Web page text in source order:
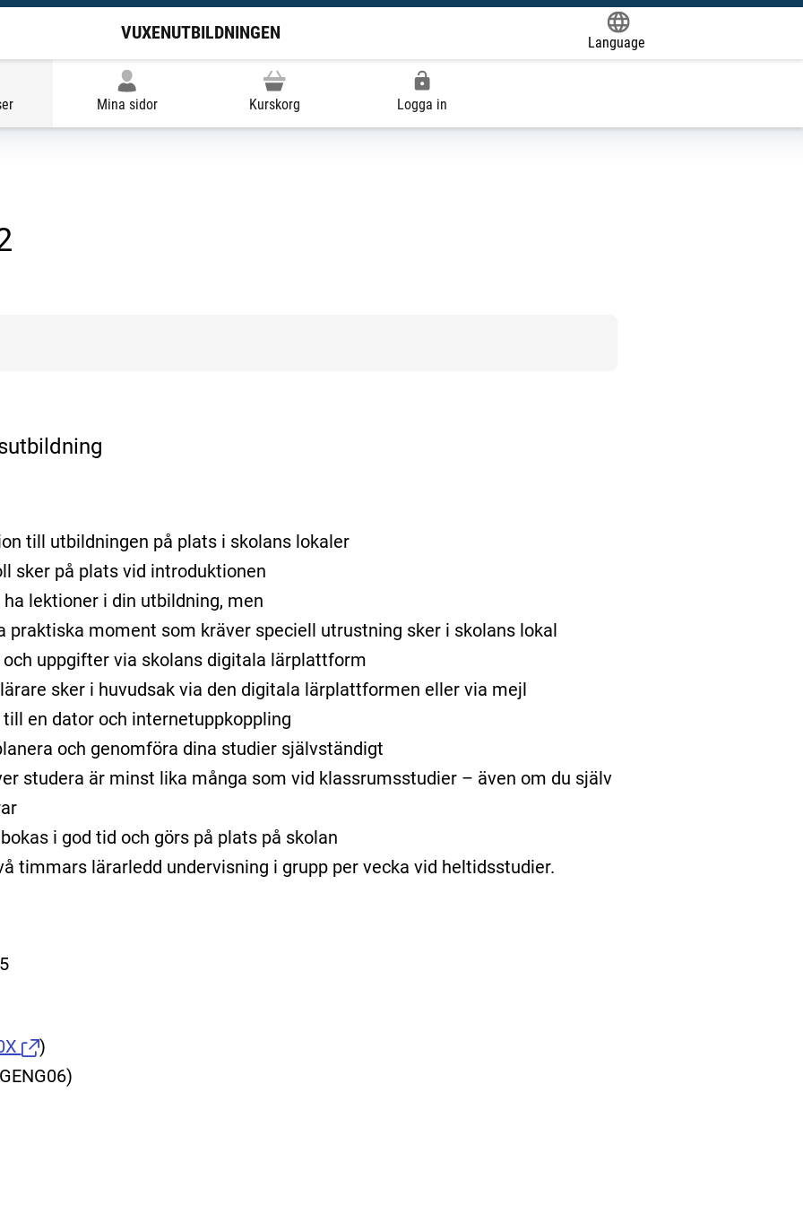
VUXENUTBILDNINGEN
Language
Mina sidor Kurskorg Logga in
till utbildningen på plats i skolans lokaler
sker på plats vid introduktionen
lektioner i din utbildning, men
praktiska moment som kräver speciell utrustning sker i skolans lokal
uppgifter via skolans digitala lärplattform
sker i huvudsak via den digitala lärplattformen eller via mejl
en dator och internetuppkoppling
och genomföra dina studier självständigt
studera är minst lika många som vid klassrumsstudier – även om du själv
i god tid och görs på plats på skolan
timmars lärarledd undervisning i grupp per vecka vid heltidsstudier.
)